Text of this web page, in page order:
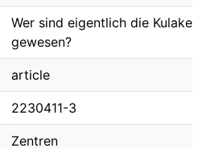
Wer sind eigentlich die Kulaken
gewesen?
article
2230411-3
Zentren